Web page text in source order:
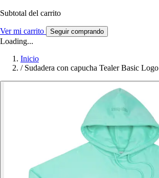
Subtotal del carrito
Ver mi carrito Seguir comprando
Loading...
Inicio
/ Sudadera con capucha Tealer Basic Logo